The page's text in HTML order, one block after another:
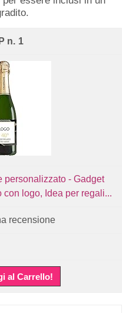
1
personalizzato - Gadget
logo, Idea per regali...
recensione
al Carrello!